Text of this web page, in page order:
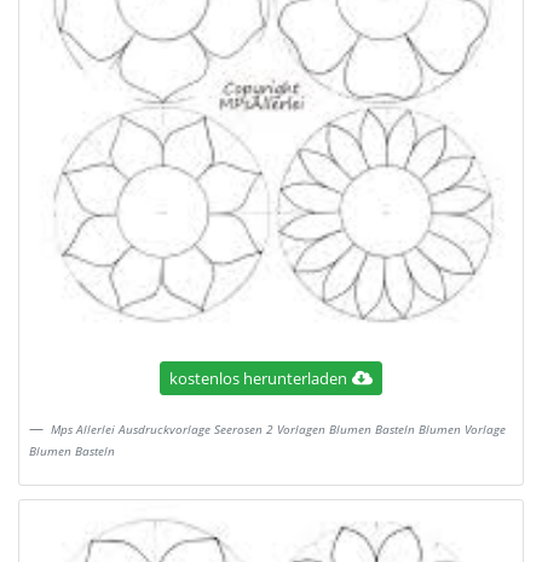
kostenlos herunterladen
Mps Allerlei Ausdruckvorlage Seerosen 2 Vorlagen Blumen Basteln Blumen Vorlage
Blumen Basteln